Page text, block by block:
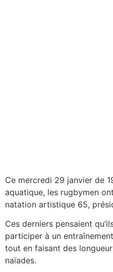
Ce mercredi 29 janvier de
aquatique, les rugbymen
natation artistique 65,
Ces derniers pensaient
participer à un
tout en faisant des
naïades.